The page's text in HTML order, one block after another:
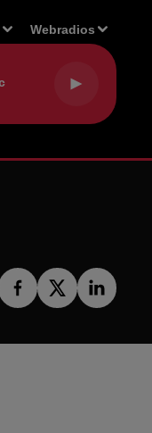
Webradios